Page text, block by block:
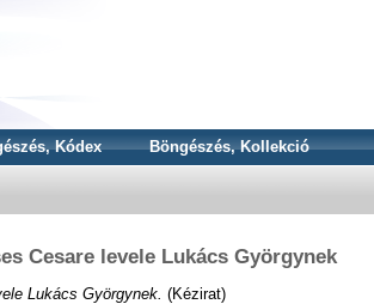
Kódex Böngészés, Kollekció
Cesare levele Lukács Györgynek
Lukács Györgynek. (Kézirat)